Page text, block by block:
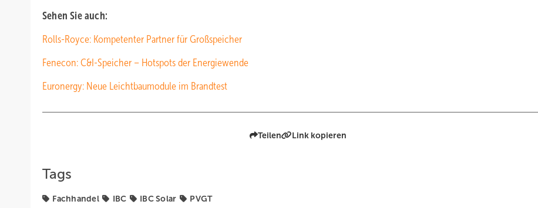
Sehen Sie auch:
Rolls-Royce: Kompetenter Partner für Großspeicher
Fenecon: C&I-Speicher – Hotspots der Energiewende
Euronergy: Neue Leichtbaumodule im Brandtest
Teilen Link kopieren
Tags
Fachhandel IBC IBC Solar PVGT